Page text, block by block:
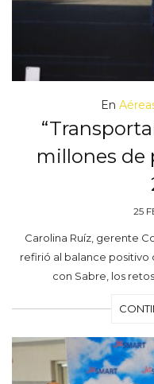
En
millones de
25
Carolina Ruíz, gerente
refirió al balance positivo
con Sabre, los